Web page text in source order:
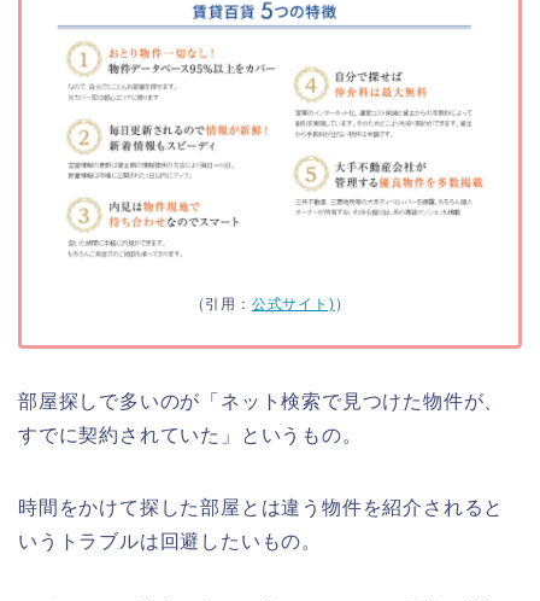
（引用： 公式サイト) ）
部屋探しで多いのが「ネット検索で見つけた物件が、
すでに契約されていた」というもの。
時間をかけて探した部屋とは違う物件を紹介されると
いうトラブルは回避したいもの。